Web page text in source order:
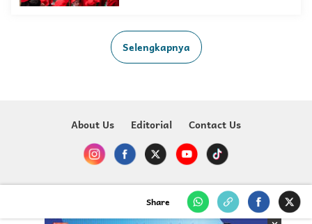
Selengkapnya
Share
About Us Editorial Contact Us
Copyright @ 2023-2026 Just For Kids - MNC Media